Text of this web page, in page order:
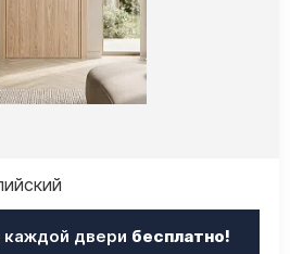
каждой двери бесплатно!